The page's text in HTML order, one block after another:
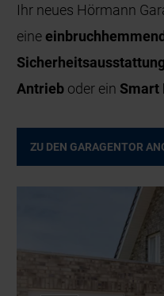
Ihr neues Hörmann
eine
Sicherheitsausstattung
Antrieb oder ein Smart
ZU DEN GARAGENTOR